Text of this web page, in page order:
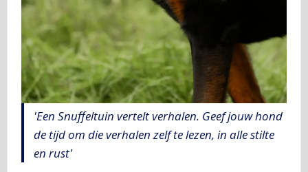
'Een Snuffeltuin vertelt verhalen. Geef jouw hond
de tijd om die verhalen zelf te lezen, in alle stilte
en rust'